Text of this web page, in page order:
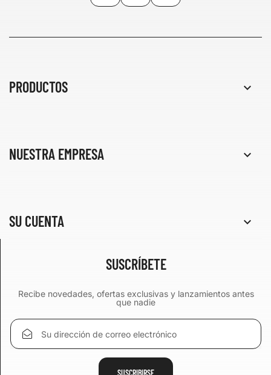
PRODUCTOS 
NUESTRA EMPRESA 
SU CUENTA 
SUSCRÍBETE
Recibe novedades, ofertas exclusivas y lanzamientos antes
que nadie